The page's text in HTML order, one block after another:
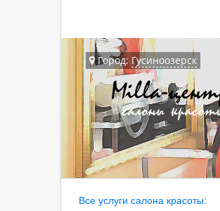
Город: Гусиноозерск
Все услуги салона красоты: